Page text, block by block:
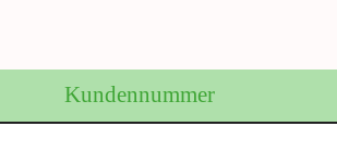
Kundennummer